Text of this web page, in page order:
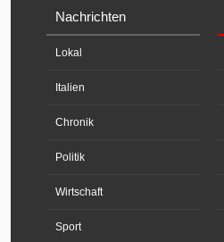
Nachrichten
Lokal
Italien
Chronik
Politik
Wirtschaft
Sport